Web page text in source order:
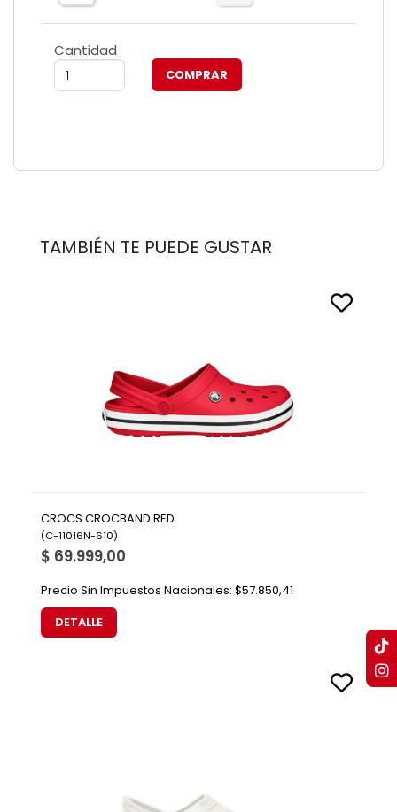
Cantidad
TAMBIÉN TE PUEDE GUSTAR
CROCS CROCBAND RED
(C-11016N-610)
$ 69.999,00
Precio Sin Impuestos Nacionales: $57.850,41
DETALLE